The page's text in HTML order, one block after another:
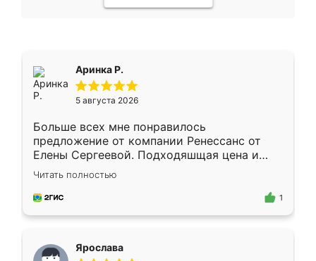
Аринка Р.
5 августа 2026
Больше всех мне понравилось
предложение от компании Ренессанс от
Елены Сергеевой. Подходяшщая цена и
короткие сроки изготовления. Приехавший
для замера сотрудник Владислав
предложил по моему эскизу самый
Читать полностью
1
Ярослава